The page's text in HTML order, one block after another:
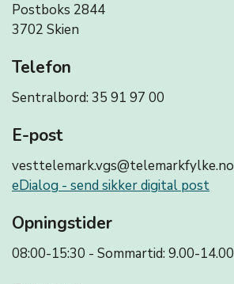
Postboks 2844
3702 Skien
Telefon
Sentralbord: 35 91 97 00
E-post
vesttelemark.vgs@telemarkfylke.no
eDialog - send sikker digital post
Opningstider
08:00-15:30 - Sommartid: 9.00-14.00